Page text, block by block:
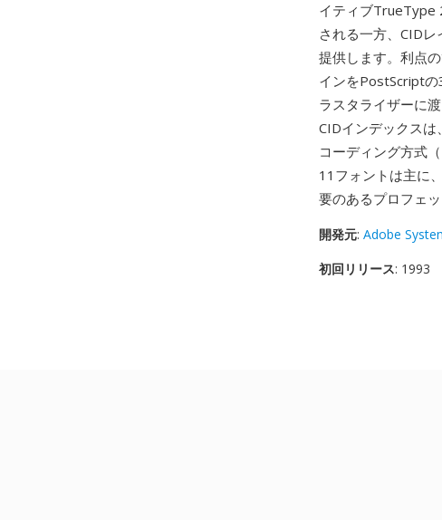
イティブTrueType
される一方、CID
提供します。利点
インをPostScript
ラスタライザーに
CIDインデックス
コーディング方式
11フォントは主に
要のあるプロフェ
開発元: Adobe
初回リリース: 1993